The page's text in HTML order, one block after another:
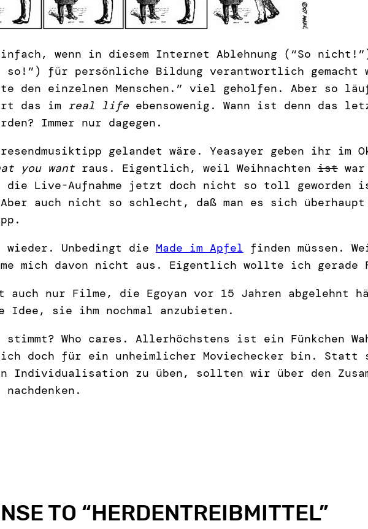
wenn in diesem Internet Ablehnung (“So
so!”) für persönliche Bildung verantwortlich gemacht
den einzelnen Menschen.” viel geholfen. Aber so
das im real lifeebensowenig. Wann ist denn das
Immer nur dagegen.
gelandet wäre. Yeasayer geben ihr im
you wantraus. Eigentlich, weil Weihnachtenistwar
Live-Aufnahme jetzt doch nicht so toll geworden
auch nicht so schlecht, daß man es sich
Unbedingt die Made im Apfel finden müssen.
mich davon nicht aus. Eigentlich wollte ich gerade
auch nur Filme, die Egoyan vor 15 Jahren abgelehnt
Idee, sie ihm nochmal anzubieten.
Who cares. Allerhöchstens ist ein Fünkchen
ich doch für ein unheimlicher Moviechecker bin.
Individualisation zu üben, sollten wir über den
TO “HERDENTREIBMITTEL”